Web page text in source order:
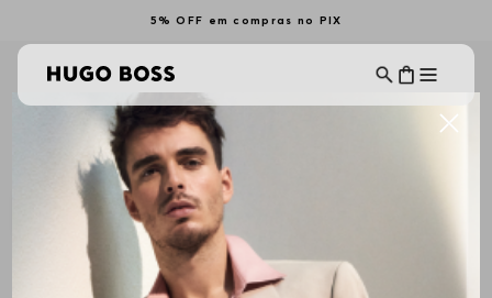
5% OFF em compras no PIX
DIA DOS PAIS
Filtrar Ordenar Por
Mais Recentes